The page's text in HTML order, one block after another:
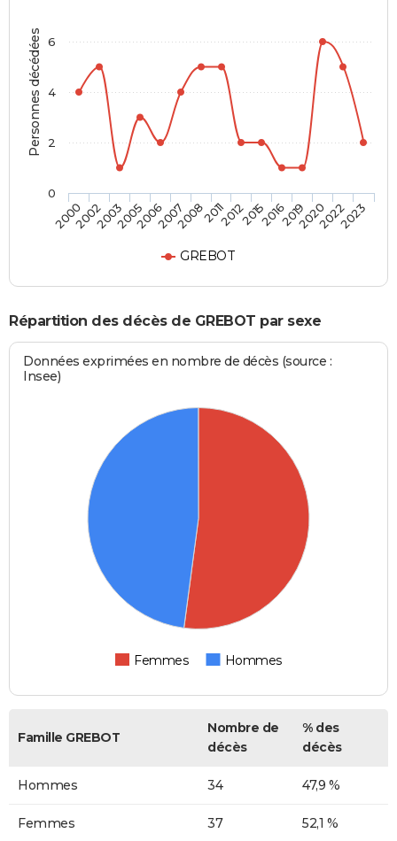
Personnes décédées
GREBOT
200020022003200520062007200820112012201520162019202020222023
0
2
4
6
Répartition des décès de GREBOT par sexe
Données exprimées en nombre de décès (source :
Insee)
Femmes Hommes
Famille GREBOT
Nombre de
décès
% des
décès
Hommes 34 47,9 %
Femmes 37 52,1 %